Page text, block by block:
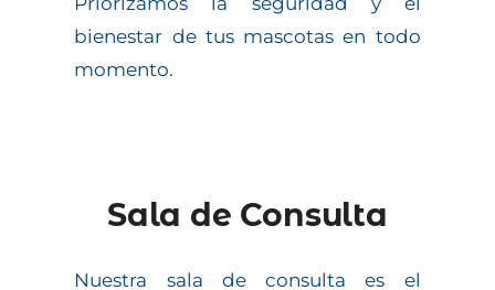
bienestar de tus mascotas en todo
momento.
Sala de Consulta
Nuestra sala de consulta es el